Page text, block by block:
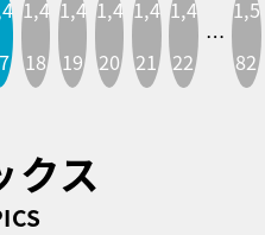
1,4
18
1,4
19
1,4
20
1,4
21
1,4
22
…
1,5
82
クス